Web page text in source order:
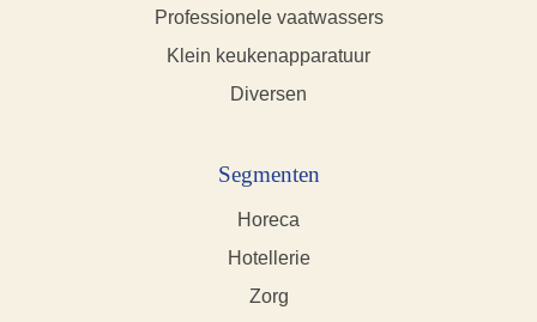
Professionele vaatwassers
Klein keukenapparatuur
Diversen
Segmenten
Horeca
Hotellerie
Zorg